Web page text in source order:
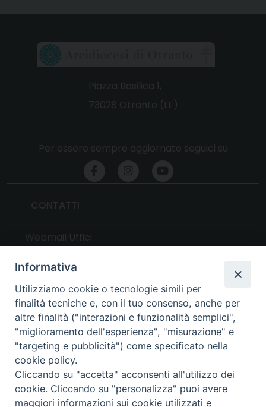
UTILITY
News
Altri articoli
Notizie nazionali
Download
Amministrazione Trasparente
Informativa
Utilizziamo cookie o tecnologie simili per
finalità tecniche e, con il tuo consenso, anche per
altre finalità ("interazioni e funzionalità semplici",
"miglioramento dell'esperienza", "misurazione" e
"targeting e pubblicità") come specificato nella
cookie policy.
Cliccando su "accetta" acconsenti all'utilizzo dei
cookie. Cliccando su "personalizza" puoi avere
maggiori informazioni sui cookie utilizzati e